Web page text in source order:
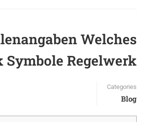
Welches
Symbole Regelwerk
Categories
Blog